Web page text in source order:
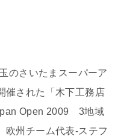
のさいたまスーパーア
催された「木下工務店
Open 2009 3地域
欧州チーム代表-ステフ